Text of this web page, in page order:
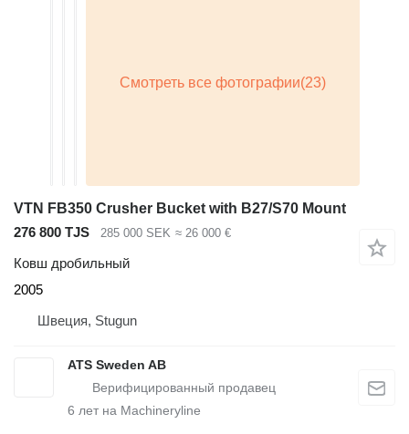
VTN FB350 Crusher Bucket with B27/S70 Mount
276 800 TJS
285 000 SEK ≈ 26 000 €
Ковш дробильный
2005
Швеция, Stugun
ATS Sweden AB
6 лет на Machineryline